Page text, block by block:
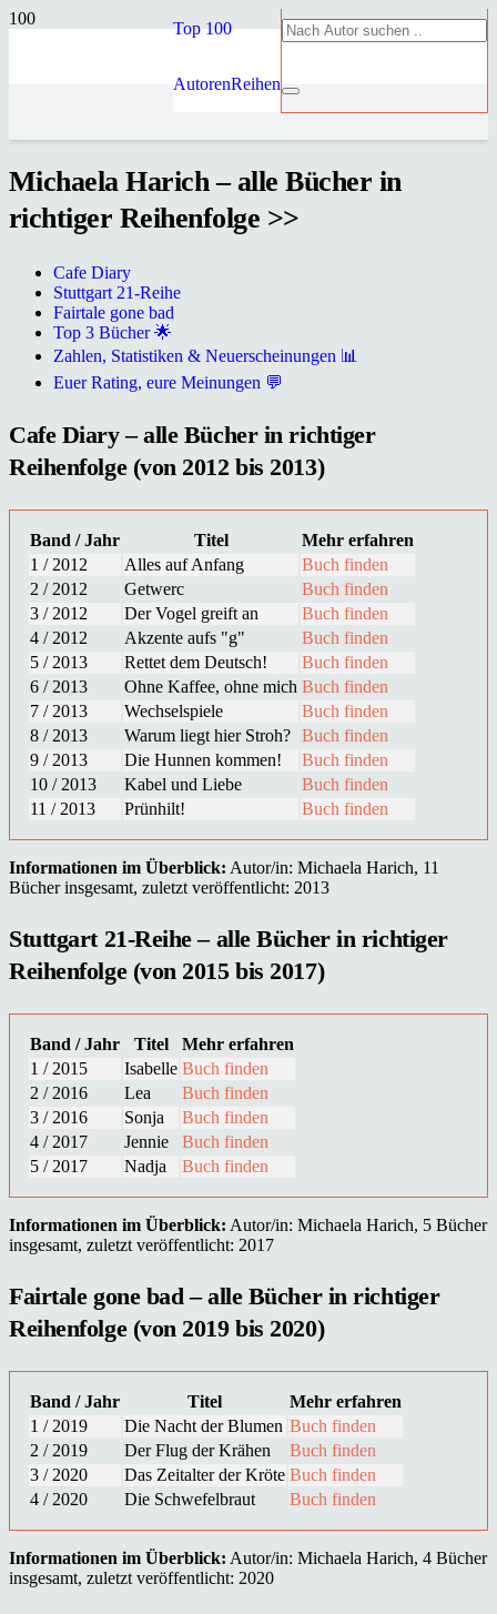
Top 100
AutorenReihen
Michaela Harich – alle Bücher in
richtiger Reihenfolge >>
Cafe Diary
Stuttgart 21-Reihe
Fairtale gone bad
Top 3 Bücher 🌟
Zahlen, Statistiken & Neuerscheinungen 📊
Euer Rating, eure Meinungen 💬
Cafe Diary – alle Bücher in richtiger
Reihenfolge (von 2012 bis 2013)
Band / Jahr Titel
Mehr erfahren
1 / 2012
Alles auf Anfang
Buch finden
2 / 2012
Getwerc
Buch finden
3 / 2012
Der Vogel greift an
Buch finden
4 / 2012
Akzente aufs "g"
Buch finden
5 / 2013
Rettet dem Deutsch!
Buch finden
6 / 2013
Ohne Kaffee, ohne mich Buch finden
7 / 2013
Wechselspiele
Buch finden
8 / 2013
Warum liegt hier Stroh? Buch finden
9 / 2013
Die Hunnen kommen!
Buch finden
10 / 2013
Kabel und Liebe
Buch finden
11 / 2013
Prünhilt! Buch finden
Informationen im Überblick: Autor/in: Michaela Harich, 11
Bücher insgesamt, zuletzt veröffentlicht: 2013
Stuttgart 21-Reihe – alle Bücher in richtiger
Reihenfolge (von 2015 bis 2017)
Band / Jahr Titel
Mehr erfahren
1 / 2015
Isabelle Buch finden
2 / 2016
Lea
Buch finden
3 / 2016
Sonja
Buch finden
4 / 2017
Jennie
Buch finden
5 / 2017
Nadja Buch finden
Informationen im Überblick: Autor/in: Michaela Harich, 5 Bücher
insgesamt, zuletzt veröffentlicht: 2017
Fairtale gone bad – alle Bücher in richtiger
Reihenfolge (von 2019 bis 2020)
Band / Jahr Titel
Mehr erfahren
1 / 2019
Die Nacht der Blumen Buch finden
2 / 2019
Der Flug der Krähen
Buch finden
3 / 2020
Das Zeitalter der Kröte Buch finden
4 / 2020
Die Schwefelbraut Buch finden
Informationen im Überblick: Autor/in: Michaela Harich, 4 Bücher
insgesamt, zuletzt veröffentlicht: 2020